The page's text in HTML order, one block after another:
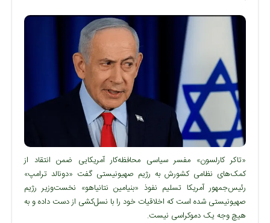
«تاکر کارلسون» مفسر سیاسی محافظه‌کار آمریکایی ضمن انتقاد از
کمک‌های نظامی کشورش به رژیم صهیونیستی گفت «دونالد ترامپ»
رئیس‌جمهور آمریکا تسلیم نفوذ «بنیامین نتانیاهو» نخست‌وزیر رژیم
صهیونیستی شده است که اخلاقیات خود را با نسل‌کشی از دست داده و به
هیچ وجه یک دموکراسی نیست.